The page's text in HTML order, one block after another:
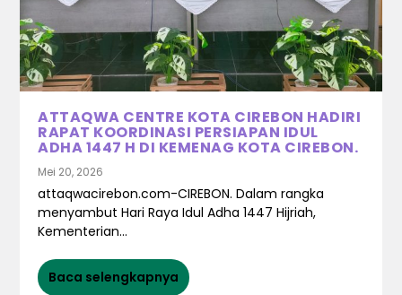
ATTAQWA CENTRE KOTA CIREBON HADIRI
RAPAT KOORDINASI PERSIAPAN IDUL
ADHA 1447 H DI KEMENAG KOTA CIREBON.
Mei 20, 2026
attaqwacirebon.com-CIREBON. Dalam rangka
menyambut Hari Raya Idul Adha 1447 Hijriah,
Kementerian...
Baca selengkapnya